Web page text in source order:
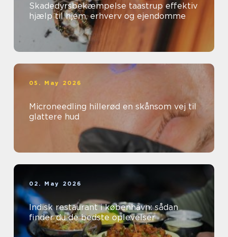
Skadedyrsbekæmpelse taastrup effektiv
hjælp til hjem, erhverv og ejendomme
05. May 2026
Microneedling hillerød en skånsom vej til
glattere hud
02. May 2026
Indisk restaurant i københavn: sådan
finder du de bedste oplevelser